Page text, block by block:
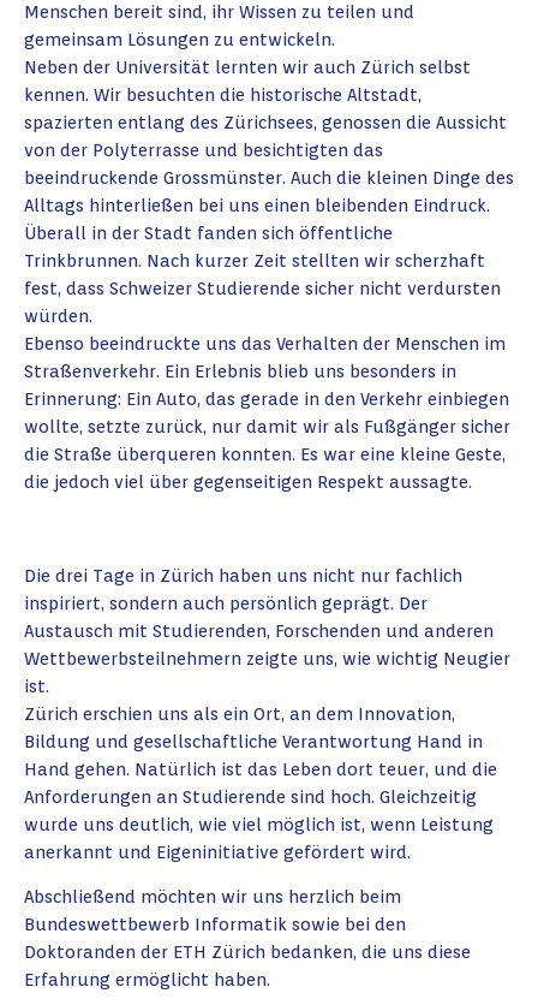
Menschen bereit sind, ihr Wissen zu teilen und
gemeinsam Lösungen zu entwickeln.
Neben der Universität lernten wir auch Zürich selbst
kennen. Wir besuchten die historische Altstadt,
spazierten entlang des Zürichsees, genossen die Aussicht
von der Polyterrasse und besichtigten das
beeindruckende Grossmünster. Auch die kleinen Dinge des
Alltags hinterließen bei uns einen bleibenden Eindruck.
Überall in der Stadt fanden sich öffentliche
Trinkbrunnen. Nach kurzer Zeit stellten wir scherzhaft
fest, dass Schweizer Studierende sicher nicht verdursten
würden.
Ebenso beeindruckte uns das Verhalten der Menschen im
Straßenverkehr. Ein Erlebnis blieb uns besonders in
Erinnerung: Ein Auto, das gerade in den Verkehr einbiegen
wollte, setzte zurück, nur damit wir als Fußgänger sicher
die Straße überqueren konnten. Es war eine kleine Geste,
die jedoch viel über gegenseitigen Respekt aussagte.
Die drei Tage in Zürich haben uns nicht nur fachlich
inspiriert, sondern auch persönlich geprägt. Der
Austausch mit Studierenden, Forschenden und anderen
Wettbewerbsteilnehmern zeigte uns, wie wichtig Neugier
ist.
Zürich erschien uns als ein Ort, an dem Innovation,
Bildung und gesellschaftliche Verantwortung Hand in
Hand gehen. Natürlich ist das Leben dort teuer, und die
Anforderungen an Studierende sind hoch. Gleichzeitig
wurde uns deutlich, wie viel möglich ist, wenn Leistung
anerkannt und Eigeninitiative gefördert wird.
Abschließend möchten wir uns herzlich beim
Bundeswettbewerb Informatik sowie bei den
Doktoranden der ETH Zürich bedanken, die uns diese
Erfahrung ermöglicht haben.